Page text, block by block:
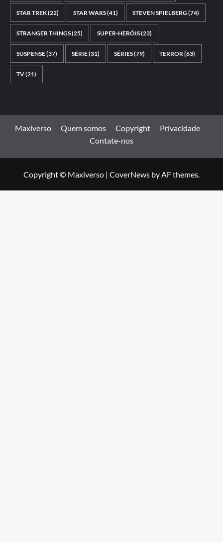
STAR TREK(22) STAR WARS(41) STEVEN SPIELBERG (74)
STRANGER THINGS(25) SUPER-HERÓIS(23)
SUSPENSE(37) SÉRIE(31) SÉRIES(79) TERROR(63)
TV(21)
Maxiverso Quem somos Copyright
Privacidade
Contate-nos
Copyright © Maxiverso | CoverNews by AF themes.